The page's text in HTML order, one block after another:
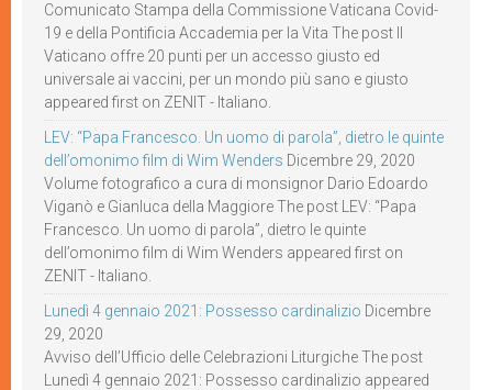
Comunicato Stampa della Commissione Vaticana Covid-
19 e della Pontificia Accademia per la Vita The post Il
Vaticano offre 20 punti per un accesso giusto ed
universale ai vaccini, per un mondo più sano e giusto
appeared first on ZENIT - Italiano.
LEV: “Papa Francesco. Un uomo di parola”, dietro le quinte
dell’omonimo film di Wim Wenders Dicembre 29, 2020
Volume fotografico a cura di monsignor Dario Edoardo
Viganò e Gianluca della Maggiore The post LEV: “Papa
Francesco. Un uomo di parola”, dietro le quinte
dell’omonimo film di Wim Wenders appeared first on
ZENIT - Italiano.
Lunedì 4 gennaio 2021: Possesso cardinalizio Dicembre
29, 2020
Avviso dell’Ufficio delle Celebrazioni Liturgiche The post
Lunedì 4 gennaio 2021: Possesso cardinalizio appeared